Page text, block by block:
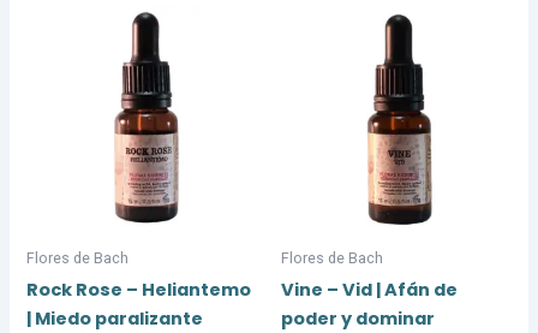
Flores de Bach
Rock Rose – Heliantemo
| Miedo paralizante
Flores de Bach
Vine – Vid | Afán de
poder y dominar